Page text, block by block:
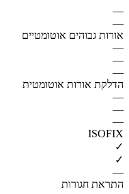
—
—
אורות גבוהים אוטומטיים
—
—
—
הדלקת אורות אוטומטית
—
—
—
ISOFIX
✓
✓
—
התראת חגורות